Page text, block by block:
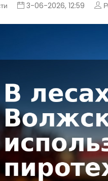
3-06-2026, 12:59